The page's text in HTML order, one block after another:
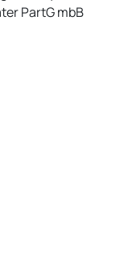
PartG mbB